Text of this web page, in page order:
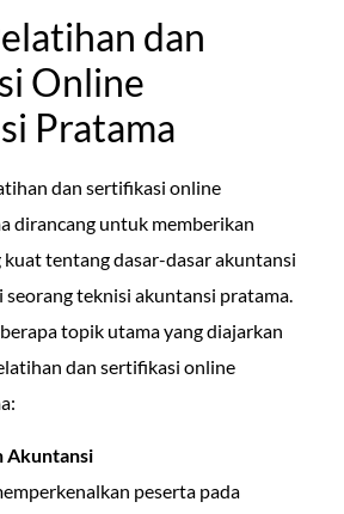
dan
Online
Pratama
dan sertifikasi online
dirancang untuk memberikan
kuat tentang dasar-dasar akuntansi
seorang teknisi akuntansi pratama.
topik utama yang diajarkan
dan sertifikasi online
Akuntansi
peserta pada